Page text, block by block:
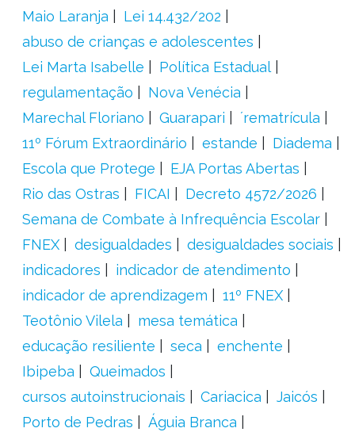
Maio Laranja
Lei 14.432/202
abuso de crianças e adolescentes
Lei Marta Isabelle
Política Estadual
regulamentação
Nova Venécia
Marechal Floriano
Guarapari
´rematrícula
11º Fórum Extraordinário
estande
Diadema
Escola que Protege
EJA Portas Abertas
Rio das Ostras
FICAI
Decreto 4572/2026
Semana de Combate à Infrequência Escolar
FNEX
desigualdades
desigualdades sociais
indicadores
indicador de atendimento
indicador de aprendizagem
11º FNEX
Teotônio Vilela
mesa temática
educação resiliente
seca
enchente
Ibipeba
Queimados
cursos autoinstrucionais
Cariacica
Jaicós
Porto de Pedras
Águia Branca